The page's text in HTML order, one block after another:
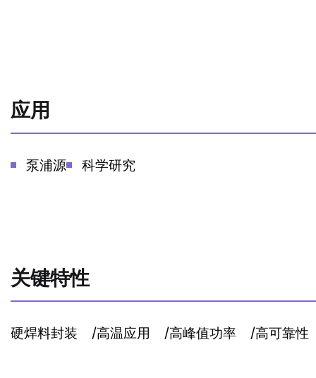
应用
泵浦源 科学研究
关键特性
硬焊料封装 /高温应用 /高峰值功率 /高可靠性